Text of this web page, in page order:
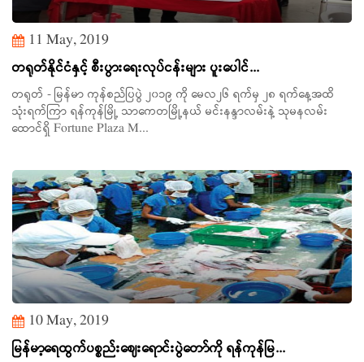
11 May, 2019
တရုတ်နိုင်ငံနှင့် စီးပွားရေးလုပ်ငန်းများ ပူးပေါင်...
တရုတ် - မြန်မာ ကုန်စည်ပြပွဲ ၂၀၁၉ ကို မေလ၂၆ ရက်မှ ၂၈ ရက်နေ့အထိ
သုံးရက်ကြာ ရန်ကုန်မြို့ သာကေတမြို့နယ် မင်းနန္ဒာလမ်းနဲ့ သုမနလမ်း
ထောင်ရှိ Fortune Plaza M...
10 May, 2019
မြန်မာ့ရေထွက်ပစ္စည်းဈေးရောင်းပွဲတော်ကို ရန်ကုန်မြ...